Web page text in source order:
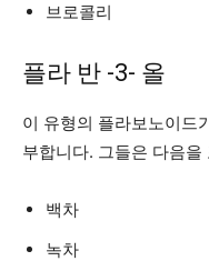
브로콜리
플라 반 -3- 올
이 유형의 플라보노이드
부합니다. 그들은 다음을
백차
녹차